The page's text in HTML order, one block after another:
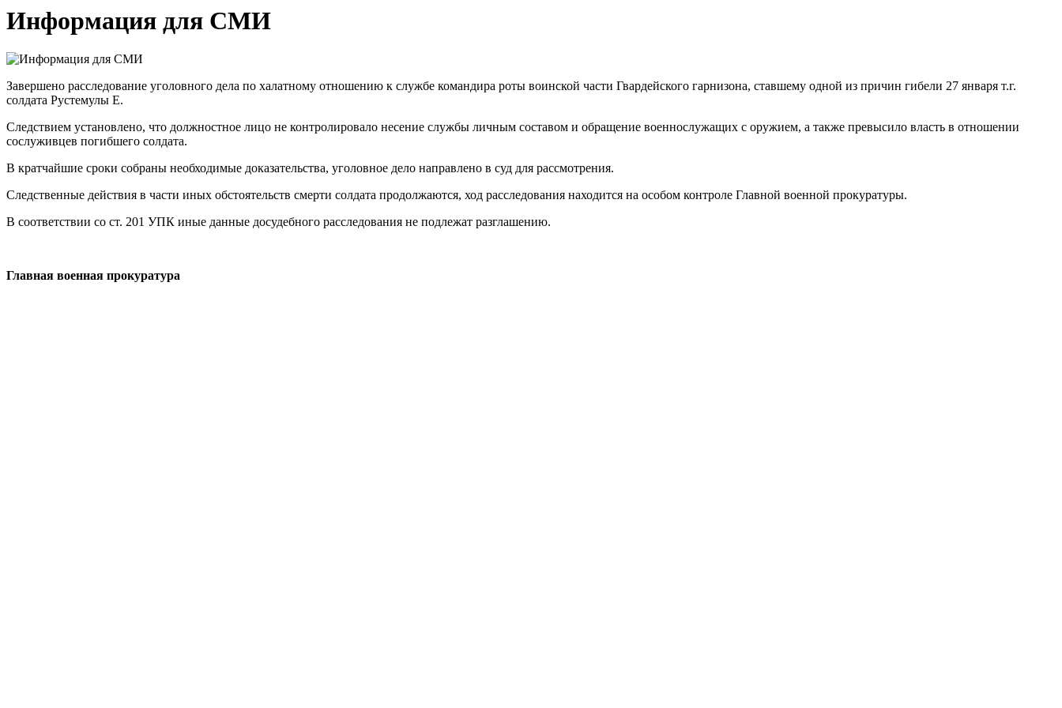
Информация для СМИ
Завершено расследование уголовного дела по халатному отношению к службе командира роты воинской части Гвардейского гарнизона, ставшему одной из причин гибели 27 января т.г.
солдата Рустемулы Е.
Следствием установлено, что должностное лицо не контролировало несение службы личным составом и обращение военнослужащих с оружием, а также превысило власть в отношении
сослуживцев погибшего солдата.
В кратчайшие сроки собраны необходимые доказательства, уголовное дело направлено в суд для рассмотрения.
Следственные действия в части иных обстоятельств смерти солдата продолжаются, ход расследования находится на особом контроле Главной военной прокуратуры.
В соответствии со ст. 201 УПК иные данные досудебного расследования не подлежат разглашению.
Главная военная прокуратура